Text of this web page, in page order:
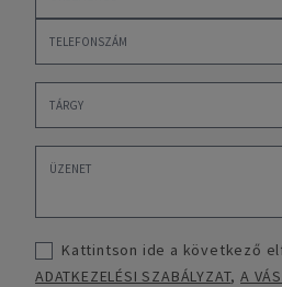
Kattintson ide a következő
ADATKEZELÉSI SZABÁLYZAT,A